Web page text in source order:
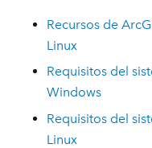
Recursos de
Linux
Requisitos del
Windows
Requisitos del
Linux